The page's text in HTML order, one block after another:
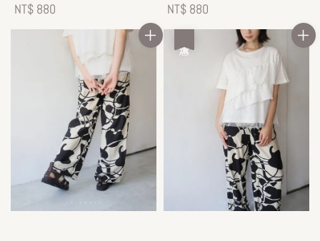
Regular
price
NT$ 880
Regular
price
NT$ 880